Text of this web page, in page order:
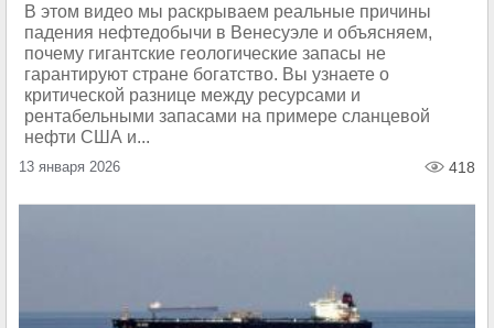
В этом видео мы раскрываем реальные причины
падения нефтедобычи в Венесуэле и объясняем,
почему гигантские геологические запасы не
гарантируют стране богатство. Вы узнаете о
критической разнице между ресурсами и
рентабельными запасами на примере сланцевой
нефти США и...
13 января 2026 418